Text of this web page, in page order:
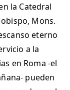
la Catedral
Mons.
eterno
a la
en Roma -el
pueden